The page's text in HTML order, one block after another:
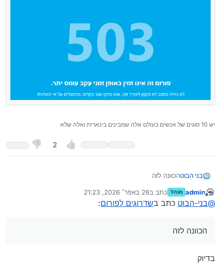
יש 10 סוגים של אנשים בעולם אלה שמבינים בינארית ואלה שלא
2
בני הבוטהכוונה לזה
מנותק
admin מנהל כתב ב26 באפר׳ 2026, 21:23
נערך לאחרונה על ידי admin
@בני-הבוט כתב בשדרוגים לפורום:
הכוונה לזה
בדיוק